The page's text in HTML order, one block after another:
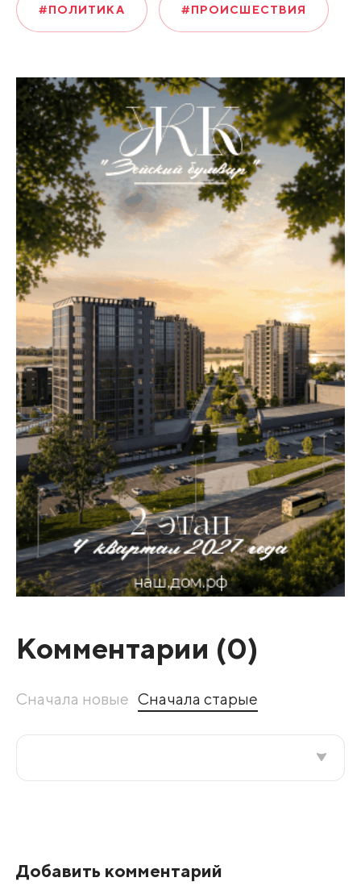
#ПОЛИТИКА #ПРОИСШЕСТВИЯ
Комментарии (0)
Сначала новые Сначала старые
Добавить комментарий